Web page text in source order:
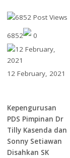
6852 0
12 February, 2021
Kepengurusan
PDS Pimpinan Dr
Tilly Kasenda dan
Sonny Setiawan
Disahkan SK